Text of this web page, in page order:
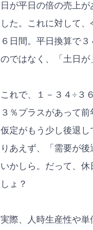
日が平日の倍の売上
した。これに対して
６日間。平日換算で
のではなく、「土日が
これで、１－３４÷３
３％プラスがあって
仮定がもう少し後退
りあえず、「需要が
いかしら。だって、
しょ？
実際、人時生産性や